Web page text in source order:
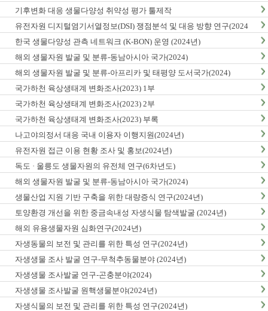
기후변화 대응 생물다양성 취약성 평가 툴제작
유전자원 디지털염기서열정보(DSI) 쟁점분석 및 대응 방향 연구(2024
년)
한국 생물다양성 관측 네트워크 (K-BON) 운영 (2024년)
해외 생물자원 발굴 및 분류-동남아시아 국가(2024)
해외 생물자원 발굴 및 분류-아프리카 및 태평양 도서국가(2024)
국가하천 육상생태계 변화조사(2023) 1부
국가하천 육상생태계 변화조사(2023) 2부
국가하천 육상생태계 변화조사(2023) 부록
나고야의정서 대응 국내 이용자 이행지원(2024년)
유전자원 접근 이용 현황 조사 및 홍보(2024년)
독도 · 울릉도 생물자원의 유전체 연구(6차년도)
해외 생물자원 발굴 및 분류-동남아시아 국가(2024)
생물산업 지원 기반 구축을 위한 대량증식 연구(2024년)
토양환경 개선을 위한 중금속내성 자생식물 탐색발굴 (2024년)
해외 유용생물자원 심화연구(2024년)
자생동물의 보전 및 관리를 위한 특성 연구(2024년)
자생생물 조사 발굴 연구-무척추동물분야 (2024년)
자생생물 조사발굴 연구-곤충분야(2024)
자생생물 조사발굴 원핵생물분야(2024년)
자생식물의 보전 및 관리를 위한 특성 연구(2024년)